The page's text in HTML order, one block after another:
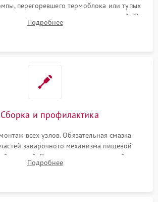
перегоревшего термоблока или тупых
новых силиконовых уплотнителей (O-
трубок для надежного устранения
Подробнее
и профилактика
всех узлов. Обязательная смазка
заварочного механизма пищевой
смазкой. Проведение программной
и очистки системы от кофейных масел.
Подробнее